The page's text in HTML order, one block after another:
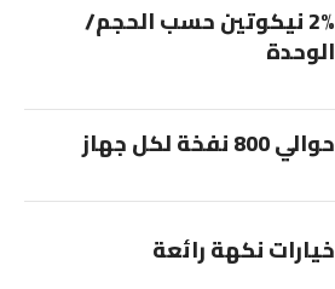
2% نيكوتين حسب الحجم/
الوحدة
حوالي 800 نفخة لكل جهاز
خيارات نكهة رائعة